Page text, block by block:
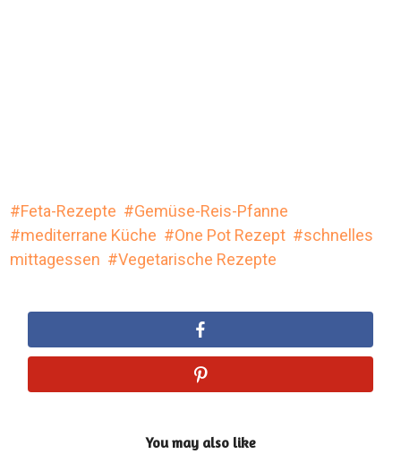
Feta-Rezepte
Gemüse-Reis-Pfanne
mediterrane Küche
One Pot Rezept
schnelles
mittagessen
Vegetarische Rezepte
You may also like